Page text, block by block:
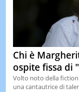
Chi è
ospite fissa di
Volto noto della fiction
una cantautrice di